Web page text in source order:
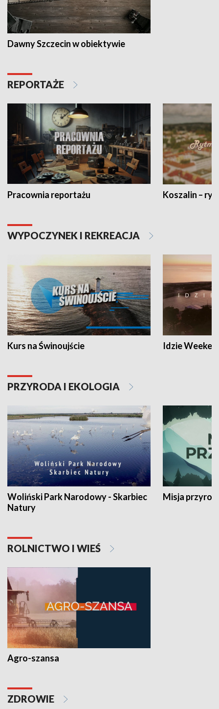
Dawny Szczecin w obiektywie
REPORTAŻE
Pracownia reportażu Koszalin –
WYPOCZYNEK I REKREACJA
Kurs na Świnoujście Idzie
PRZYRODA I EKOLOGIA
Woliński Park Narodowy - Skarbiec
Natury
Misja
ROLNICTWO I WIEŚ
Agro-szansa
ZDROWIE